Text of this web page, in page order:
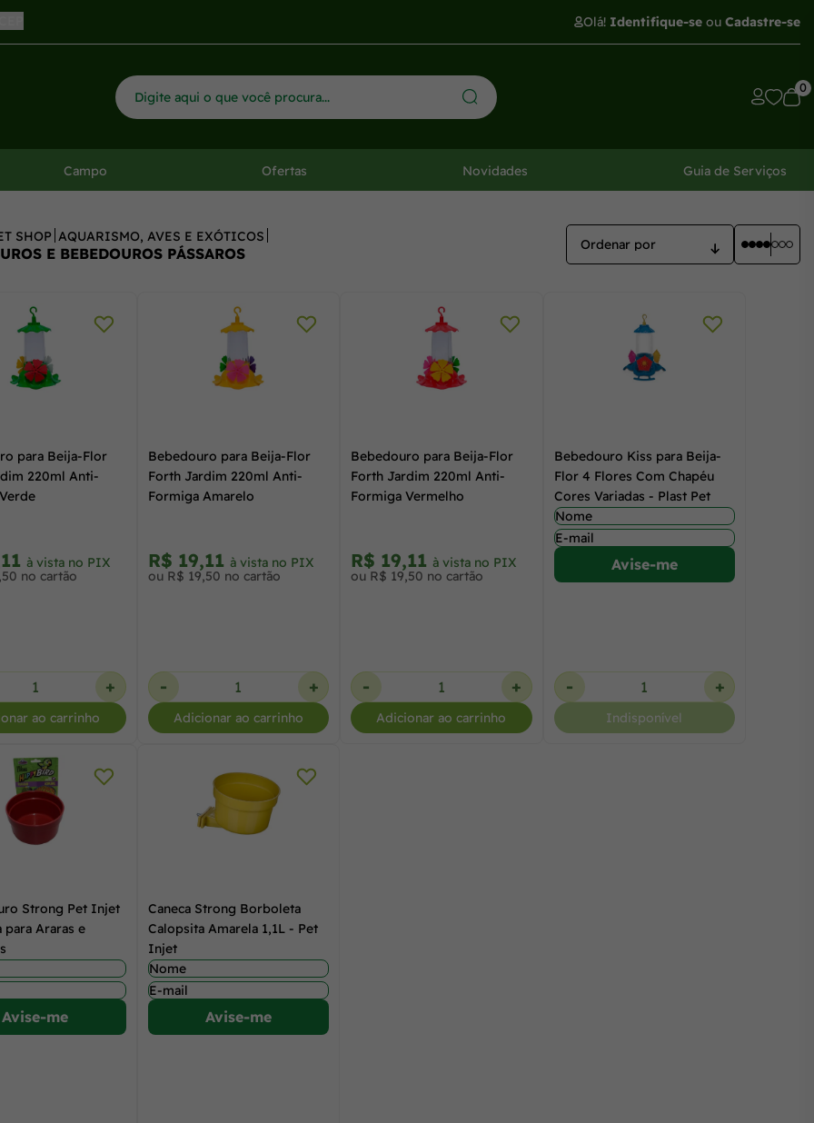
Olá! Identifique-se ou Cadastre-se
0
Campo Ofertas Novidades Guia de Serviços
SHOP AQUARISMO, AVES E EXÓTICOS
E BEBEDOUROS PÁSSAROS
para Beija-Flor
220ml Anti-
à vista no PIX
no cartão
+
ao carrinho
Bebedouro para Beija-Flor
Forth Jardim 220ml Anti-
Formiga Amarelo
R$ 19,11 à vista no PIX
ou R$ 19,50 no cartão
- +
Adicionar ao carrinho
Bebedouro para Beija-Flor
Forth Jardim 220ml Anti-
Formiga Vermelho
R$ 19,11 à vista no PIX
ou R$ 19,50 no cartão
- +
Adicionar ao carrinho
Bebedouro Kiss para Beija-
Flor 4 Flores Com Chapéu
Cores Variadas - Plast Pet
Avise-me
- +
Indisponível
Strong Pet Injet
para Araras e
Avise-me
Caneca Strong Borboleta
Calopsita Amarela 1,1L - Pet
Injet
Avise-me